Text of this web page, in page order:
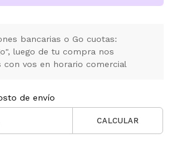
bancarias o Go cuotas:
luego de tu compra nos
con vos en horario comercial
de envío
CALCULAR